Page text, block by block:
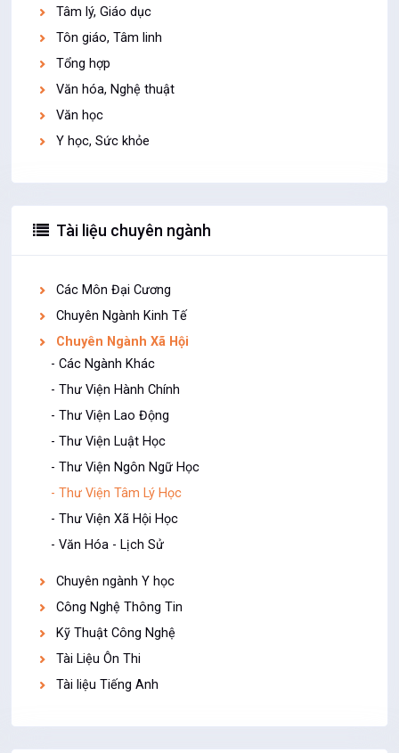
Tâm lý, Giáo dục
Tôn giáo, Tâm linh
Tổng hợp
Văn hóa, Nghệ thuật
Văn học
Y học, Sức khỏe
Tài liệu chuyên ngành
Các Môn Đại Cương
Chuyên Ngành Kinh Tế
Chuyên Ngành Xã Hội
- Các Ngành Khác
- Thư Viện Hành Chính
- Thư Viện Lao Động
- Thư Viện Luật Học
- Thư Viện Ngôn Ngữ Học
- Thư Viện Tâm Lý Học
- Thư Viện Xã Hội Học
- Văn Hóa - Lịch Sử
Chuyên ngành Y học
Công Nghệ Thông Tin
Kỹ Thuật Công Nghệ
Tài Liệu Ôn Thi
Tài liệu Tiếng Anh